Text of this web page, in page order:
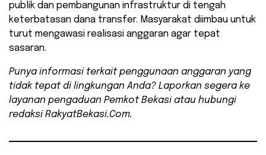
publik dan pembangunan infrastruktur di tengah
keterbatasan dana transfer. Masyarakat diimbau untuk
turut mengawasi realisasi anggaran agar tepat
sasaran.
Punya informasi terkait penggunaan anggaran yang
tidak tepat di lingkungan Anda? Laporkan segera ke
layanan pengaduan Pemkot Bekasi atau hubungi
redaksi RakyatBekasi.Com.